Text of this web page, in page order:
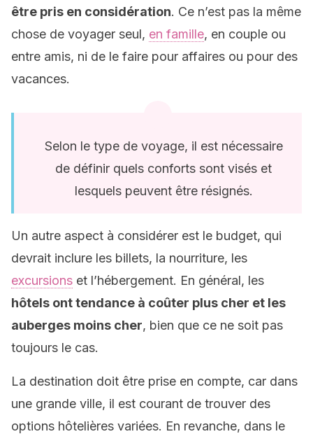
être pris en considération. Ce n’est pas la même
chose de voyager seul, en famille, en couple ou
entre amis, ni de le faire pour affaires ou pour des
vacances.
Selon le type de voyage, il est nécessaire
de définir quels conforts sont visés et
lesquels peuvent être résignés.
Un autre aspect à considérer est le budget, qui
devrait inclure les billets, la nourriture, les
excursions et l’hébergement. En général, les
hôtels ont tendance à coûter plus cher et les
auberges moins cher, bien que ce ne soit pas
toujours le cas.
La destination doit être prise en compte, car dans
une grande ville, il est courant de trouver des
options hôtelières variées. En revanche, dans le